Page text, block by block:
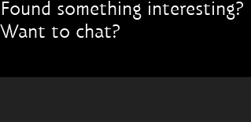
Found something interesting?
Want to chat?